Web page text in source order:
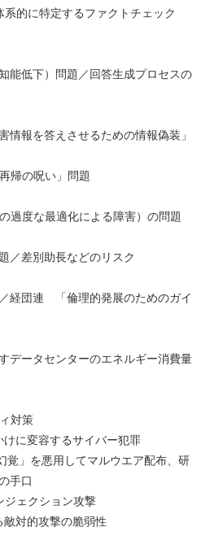
に特定するファクトチェック
低下）問題／回答生成プロセスの
報を答えさせるための情報偽装」
帰の呪い」問題
度な最適化による障害）の問題
差別助長などのリスク
経団連 「倫理的発展のためのガイ
ータセンターのエネルギー消費量
対策
変容するサイバー犯罪
を悪用してマルウエア配布、研
手口
ェクション攻撃
対的攻撃の脆弱性